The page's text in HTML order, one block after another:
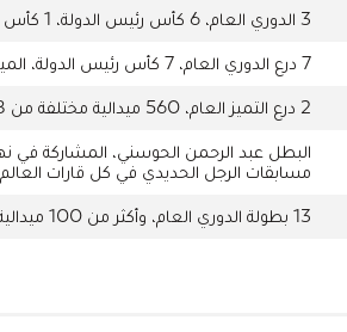
3 الدوري العام، 6 كأس رئيس الدولة، 1 كأس السوبرp
7 درع الدوري العام، 7 كأس رئيس الدولة، الميدالية البرونزية للألعاب الأولمبية العربية
2 درع التميز العام، 560 ميدالية مختلفة من 38 بطولة محلية ودولية.
مسابقات الرجل الحديدي في كل قارات العالم
13 بطولة الدوري العام، وأكثر من 100 ميدالية ذهبية في بطولات ومنافسات متعددة